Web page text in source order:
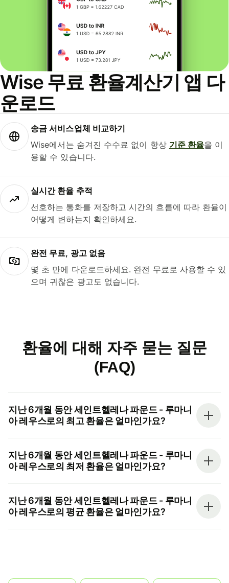
Wise 무료 환율계산기 앱 다
운로드
송금 서비스업체 비교하기
Wise에서는 숨겨진 수수료 없이 항상 기준 환율을 이
용할 수 있습니다.
실시간 환율 추적
선호하는 통화를 저장하고 시간의 흐름에 따라 환율이
어떻게 변하는지 확인하세요.
완전 무료, 광고 없음
몇 초 만에 다운로드하세요. 완전 무료로 사용할 수 있
으며 귀찮은 광고도 없습니다.
환율에 대해 자주 묻는 질문
(FAQ)
지난 6개월 동안 세인트헬레나 파운드 - 루마니
아 레우스로의 최고 환율은 얼마인가요?
지난 6개월 동안 세인트헬레나 파운드 - 루마니
아 레우스로의 최저 환율은 얼마인가요?
지난 6개월 동안 세인트헬레나 파운드 - 루마니
아 레우스로의 평균 환율은 얼마인가요?